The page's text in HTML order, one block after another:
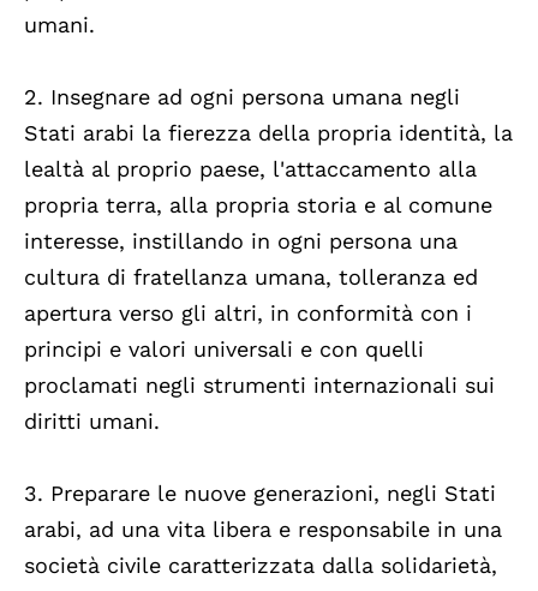
umani.
2. Insegnare ad ogni persona umana negli
Stati arabi la fierezza della propria identità, la
lealtà al proprio paese, l'attaccamento alla
propria terra, alla propria storia e al comune
interesse, instillando in ogni persona una
cultura di fratellanza umana, tolleranza ed
apertura verso gli altri, in conformità con i
principi e valori universali e con quelli
proclamati negli strumenti internazionali sui
diritti umani.
3. Preparare le nuove generazioni, negli Stati
arabi, ad una vita libera e responsabile in una
società civile caratterizzata dalla solidarietà,